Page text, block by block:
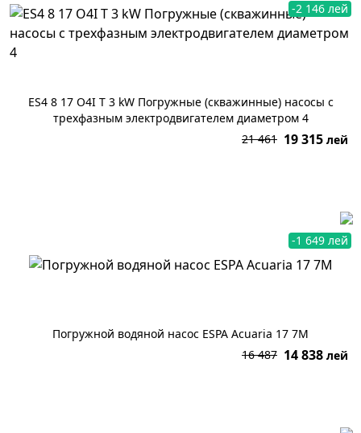
-2 146 лей
ES4 8 17 O4I T 3 kW Погружные (скважинные) насосы с
трехфазным электродвигателем диаметром 4
21 461 19 315 лей
-1 649 лей
Погружной водяной насос ESPA Acuaria 17 7M
16 487 14 838 лей